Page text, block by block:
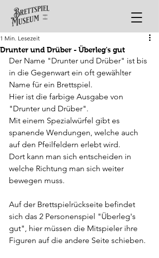
Drunter und Drüber - Überleg's gut
1 Min. Lesezeit
Der Name "Drunter und Drüber" ist bis
in die Gegenwart ein oft gewählter
Name für ein Brettspiel.
Hier ist die farbige Ausgabe von
"Drunter und Drüber".
Mit einem Spezialwürfel gibt es
spanende Wendungen, welche auch
auf den Pfeilfeldern erlebt wird.
Dort kann man sich entscheiden in
welche Richtung man sich weiter
bewegen muss.
Auf der Brettspielrückseite befindet
sich das 2 Personenspiel "Überleg's
gut", hier müssen die Mitspieler ihre
Figuren auf die andere Seite schieben.